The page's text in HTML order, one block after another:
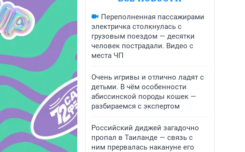
Переполненная пассажирами
электричка столкнулась с
грузовым поездом — десятки
человек пострадали. Видео с
места ЧП
Очень игривы и отлично ладят с
детьми. В чём особенности
абиссинской породы кошек —
разбираемся с экспертом
Российский диджей загадочно
пропал в Таиланде — связь с
ним прервалась накануне его